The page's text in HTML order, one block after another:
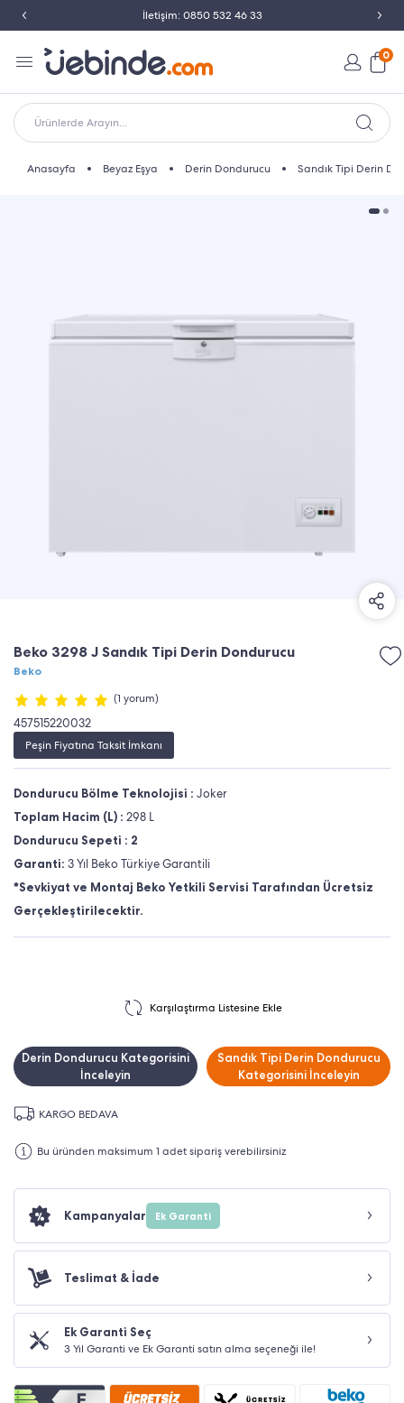
İletişim: 0850 532 46 33
0
Ürünlerde Arayın...
Anasayfa Beyaz Eşya Derin Dondurucu Sandık Tipi Derin
Beko 3298 J Sandık Tipi Derin Dondurucu
Beko
(1 yorum)
457515220032
Peşin Fiyatına Taksit İmkanı
Dondurucu Bölme Teknolojisi : Joker
Toplam Hacim (L) : 298 L
Dondurucu Sepeti : 2
Garanti: 3 Yıl Beko Türkiye Garantili
*Sevkiyat ve Montaj Beko Yetkili Servisi Tarafından Ücretsiz
Gerçekleştirilecektir.
Karşılaştırma Listesine Ekle
Derin Dondurucu Kategorisini
İnceleyin
Sandık Tipi Derin Dondurucu
Kategorisini İnceleyin
KARGO BEDAVA
Bu üründen maksimum 1 adet sipariş verebilirsiniz
Kampanyalar Ek Garanti
Teslimat & İade
Ek Garanti Seç
3 Yıl Garanti ve Ek Garanti satın alma seçeneği ile!